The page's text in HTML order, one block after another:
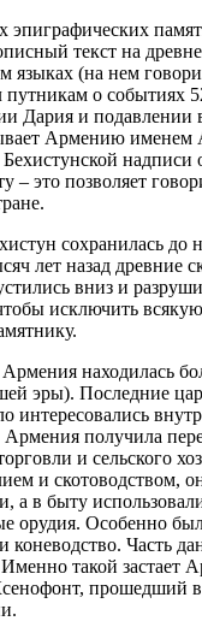
текст на
языках (на нем
о событиях
Дария и подавлении
Армению именем
надписи
– это позволяет
сохранилась до
лет назад древние
вниз и
исключить
находилась
эры). Последние
интересовались
получила
и сельского
и скотоводством,
а в быту
орудия. Особенно
коневодство. Часть
такой застает
прошедший